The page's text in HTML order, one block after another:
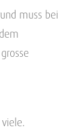
muss bei